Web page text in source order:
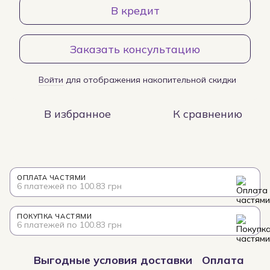
В кредит
Заказать консультацию
Войти для отображения накопительной скидки
В избранное К сравнению
ОПЛАТА ЧАСТЯМИ
6 платежей по 100.83 грн
ПОКУПКА ЧАСТЯМИ
6 платежей по 100.83 грн
Выгодные условия доставки Оплата